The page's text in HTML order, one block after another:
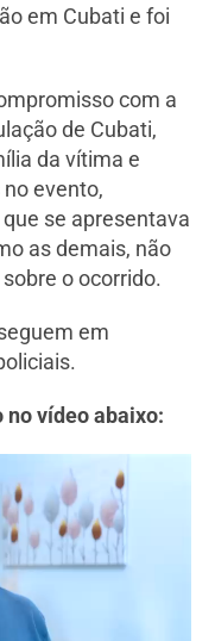
em Cubati e foi
com a
de Cubati,
da vítima e
evento,
se apresentava
as demais, não
o ocorrido.
em
vídeo abaixo: